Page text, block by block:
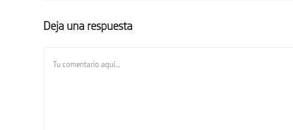
Deja una respuesta